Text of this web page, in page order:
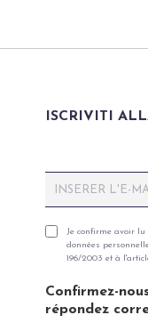
ISCRIVITI
m
iP
v
a
Je confirme avoir lu
données
196/2003 et à
Confirmez-
répondez